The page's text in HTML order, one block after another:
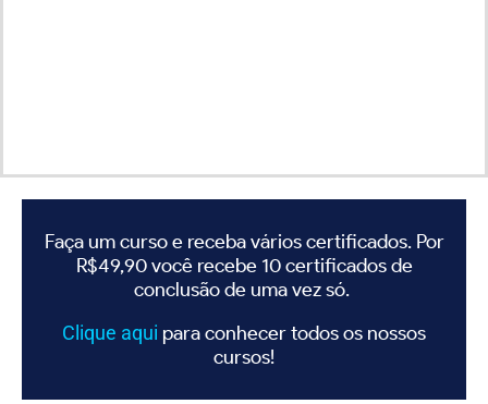
Faça um curso e receba vários certificados. Por
R$49,90 você recebe 10 certificados de
conclusão de uma vez só.
Clique aqui para conhecer todos os nossos
cursos!